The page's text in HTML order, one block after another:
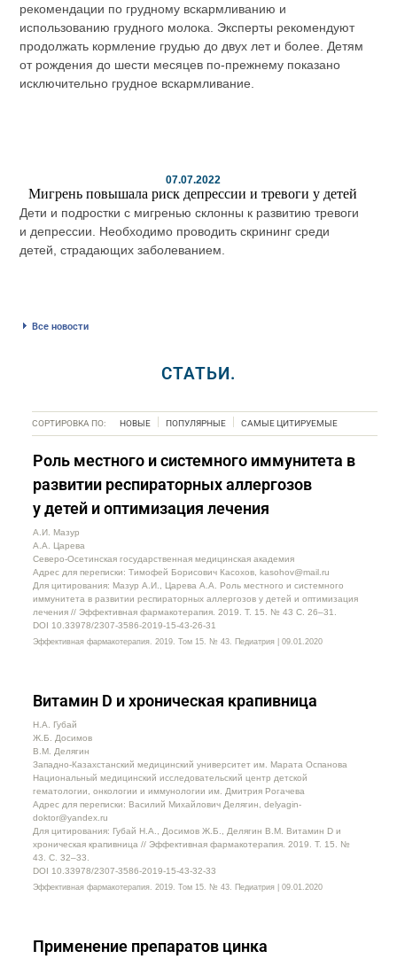
рекомендации по грудному вскармливанию и
использованию грудного молока. Эксперты рекомендуют
продолжать кормление грудью до двух лет и более. Детям
от рождения до шести месяцев по-прежнему показано
исключительно грудное вскармливание.
07.07.2022
Мигрень повышала риск депрессии и тревоги у детей
Дети и подростки с мигренью склонны к развитию тревоги
и депрессии. Необходимо проводить скрининг среди
детей, страдающих заболеванием.
Все новости
СТАТЬИ.
СОРТИРОВКА ПО: НОВЫЕ ПОПУЛЯРНЫЕ САМЫЕ ЦИТИРУЕМЫЕ
Роль местного и системного иммунитета в
развитии респираторных аллергозов
у детей и оптимизация лечения
А.И. Мазур
А.А. Царева
Северо-Осетинская государственная медицинская академия
Адрес для переписки: Тимофей Борисович Касохов, kasohov@mail.ru
Для цитирования: Мазур А.И., Царева А.А. Роль местного и системного
иммунитета в развитии респираторных аллергозов у детей и оптимизация
лечения // Эффективная фармакотерапия. 2019. Т. 15. № 43 С. 26–31.
DOI 10.33978/2307-3586-2019-15-43-26-31
Эффективная фармакотерапия. 2019. Том 15. № 43. Педиатрия | 09.01.2020
Витамин D и хроническая крапивница
Н.А. Губай
Ж.Б. Досимов
В.М. Делягин
Западно-Казахстанский медицинский университет им. Марата Оспанова
Национальный медицинский исследовательский центр детской
гематологии, онкологии и иммунологии им. Дмитрия Рогачева
Адрес для переписки: Василий Михайлович Делягин, delyagin-
doktor@yandex.ru
Для цитирования: Губай Н.А., Досимов Ж.Б., Делягин В.М. Витамин D и
хроническая крапивница // Эффективная фармакотерапия. 2019. Т. 15. №
43. С. 32–33.
DOI 10.33978/2307-3586-2019-15-43-32-33
Эффективная фармакотерапия. 2019. Том 15. № 43. Педиатрия | 09.01.2020
Применение препаратов цинка